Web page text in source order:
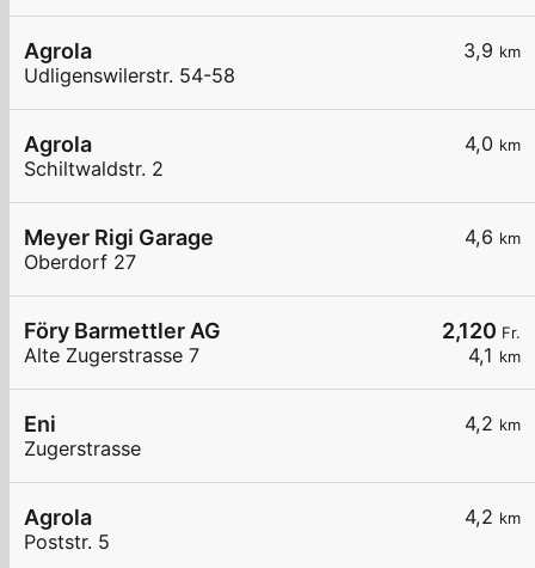
3,9 km
Agrola
Udligenswilerstr. 54-58
4,0 km
Agrola
Schiltwaldstr. 2
4,6 km
Meyer Rigi Garage
Oberdorf 27
2,120 Fr.
4,1 km
Föry Barmettler AG
Alte Zugerstrasse 7
4,2 km
Eni
Zugerstrasse
4,2 km
Agrola
Poststr. 5